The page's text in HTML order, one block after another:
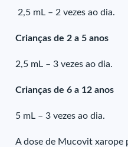
2,5 mL – 2 vezes ao dia.
Crianças de 2 a 5 anos
2,5 mL – 3 vezes ao dia.
Crianças de 6 a 12 anos
5 mL – 3 vezes ao dia.
A dose de Mucovit xarope